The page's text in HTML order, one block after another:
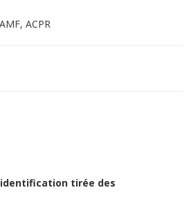
ACPR
tirée des